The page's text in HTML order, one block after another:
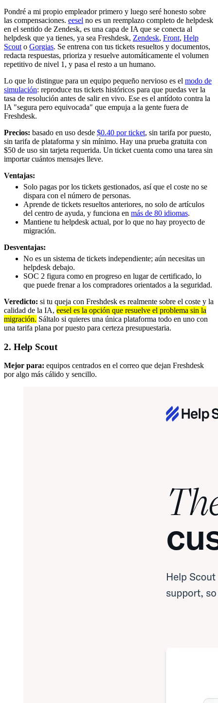
Pondré a mi propio empleador primero y luego seré honesto sobre
las compensaciones. eesel no es un reemplazo completo de helpdesk
en el sentido de Zendesk, es una capa de IA que se conecta al
helpdesk que ya tienes, ya sea Freshdesk, Zendesk, Front, Help
Scout o Gorgias. Se entrena con tus tickets resueltos y documentos,
redacta respuestas, prioriza y resuelve automáticamente el volumen
repetitivo de nivel 1, y pasa el resto a un humano.
Lo que lo distingue para un equipo pequeño nervioso es el modo de
simulación: reproduce tus tickets históricos para que puedas ver la
tasa de resolución antes de salir en vivo. Ese es el antídoto contra la
IA "segura pero equivocada" que empuja a la gente fuera de
Freshdesk.
Precios: basado en uso desde $0.40 por ticket, sin tarifa por puesto,
sin tarifa de plataforma y sin mínimo. Hay una prueba gratuita con
$50 de uso sin tarjeta requerida. Un ticket cuenta como una tarea sin
importar cuántos mensajes lleve.
Ventajas:
Solo pagas por los tickets gestionados, así que el coste no se
dispara con el número de personas.
Aprende de tickets resueltos anteriores, no solo de artículos
del centro de ayuda, y funciona en más de 80 idiomas.
Mantiene tu helpdesk actual, por lo que no hay proyecto de
migración.
Desventajas:
No es un sistema de tickets independiente; aún necesitas un
helpdesk debajo.
SOC 2 figura como en progreso en lugar de certificado, lo
que puede frenar a los compradores orientados a la seguridad.
Veredicto: si tu queja con Freshdesk es realmente sobre el coste y la
calidad de la IA, eesel es la opción que resuelve el problema sin la
migración. Sáltalo si quieres una única plataforma todo en uno con
una tarifa plana por puesto para certeza presupuestaria.
2. Help Scout
Mejor para: equipos centrados en el correo que dejan Freshdesk
por algo más cálido y sencillo.